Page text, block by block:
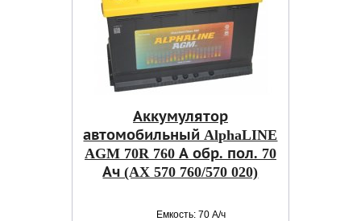
Аккумулятор
автомобильный AlphaLINE
AGM 70R 760 А обр. пол. 70
Ач (AX 570 760/570 020)
Емкость: 70 А/ч